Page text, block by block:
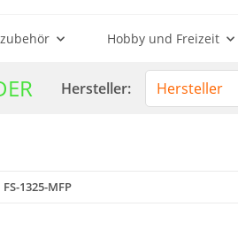
Hobby und Freizeit
Hersteller:
1325-MFP